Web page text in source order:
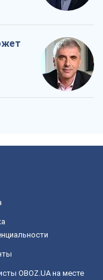
OBOZ.UA на месте